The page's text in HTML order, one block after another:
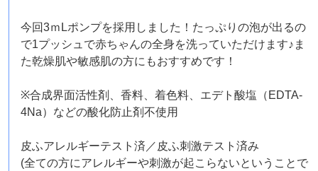
今回3ｍLポンプを採用しました！たっぷりの泡が出るの
で1プッシュで赤ちゃんの全身を洗っていただけます♪ま
た乾燥肌や敏感肌の方にもおすすめです！
※合成界面活性剤、香料、着色料、エデト酸塩（EDTA-
4Na）などの酸化防止剤不使用
皮ふアレルギーテスト済／皮ふ刺激テスト済み
(全ての方にアレルギーや刺激が起こらないということで